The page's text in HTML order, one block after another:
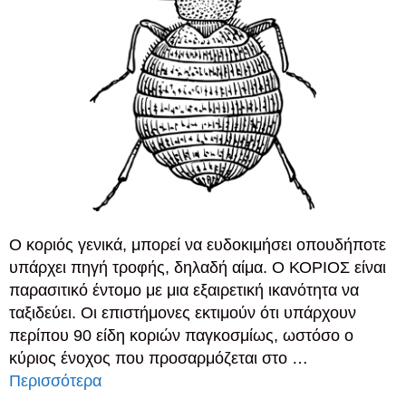
Ο κοριός γενικά, μπορεί να ευδοκιμήσει οπουδήποτε
υπάρχει πηγή τροφής, δηλαδή αίμα. Ο ΚΟΡΙΟΣ είναι
παρασιτικό έντομο με μια εξαιρετική ικανότητα να
ταξιδεύει. Οι επιστήμονες εκτιμούν ότι υπάρχουν
περίπου 90 είδη κοριών παγκοσμίως, ωστόσο ο
κύριος ένοχος που προσαρμόζεται στο …
Περισσότερα